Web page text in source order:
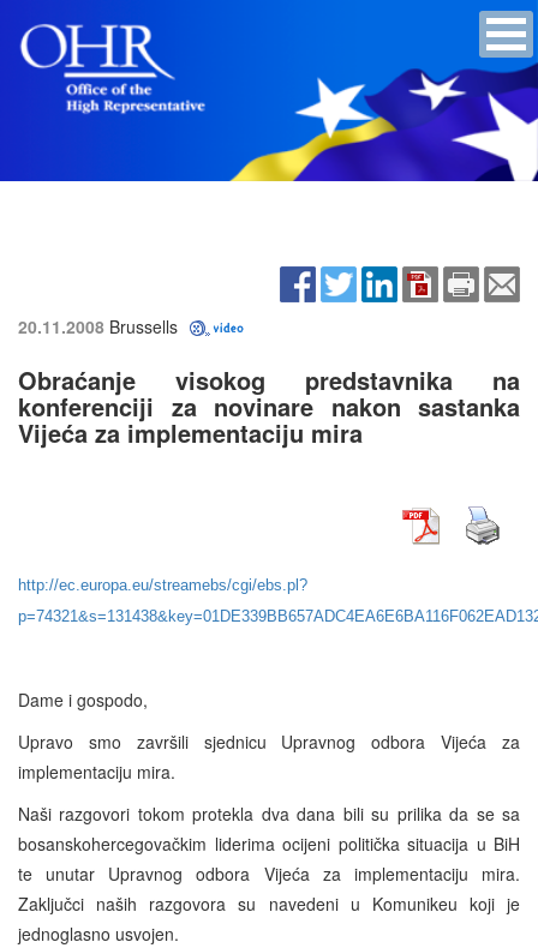
20.11.2008 Brussells
Obraćanje visokog predstavnika na
konferenciji za novinare nakon sastanka
Vijeća za implementaciju mira
http://ec.europa.eu/streamebs/cgi/ebs.pl?
Dame i gospodo,
Upravo smo završili sjednicu Upravnog odbora Vijeća za
implementaciju mira.
Naši razgovori tokom protekla dva dana bili su prilika da se sa
bosanskohercegovačkim liderima ocijeni politička situacija u BiH
te unutar Upravnog odbora Vijeća za implementaciju mira.
Zaključci naših razgovora su navedeni u Komunikeu koji je
jednoglasno usvojen.